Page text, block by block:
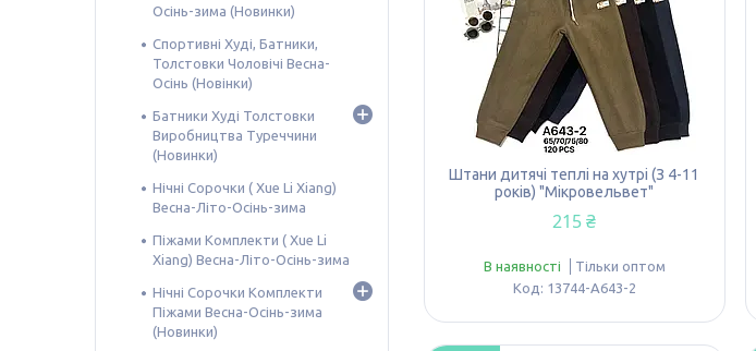
Штани дитячі теплі на хутрі (З 4-11
років) "Мікровельвет"
215 ₴
В наявності
Тільки оптом
13744-A643-2
Осінь-зима (Новинки)
Спортивні Худі, Батники,
Толстовки Чоловічі Весна-
Осінь (Новінки)
Батники Худі Толстовки
Виробництва Туреччини
(Новинки)
Нічні Сорочки ( Xue Li Xiang)
Весна-Літо-Осінь-зима
Піжами Комплекти ( Xue Li
Xiang) Весна-Літо-Осінь-зима
Нічні Сорочки Комплекти
Піжами Весна-Осінь-зима
(Новинки)